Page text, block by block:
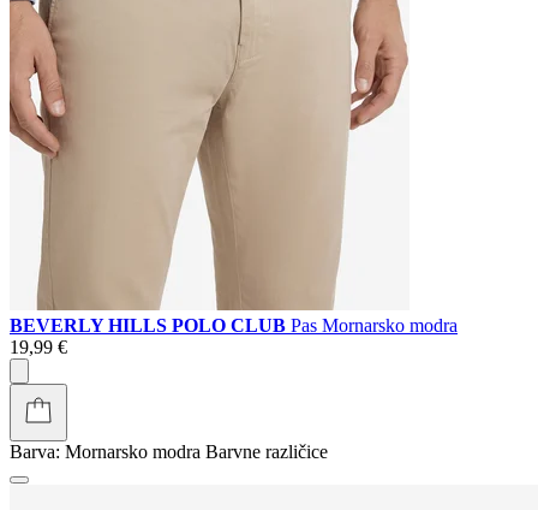
BEVERLY HILLS POLO CLUB Pas Mornarsko modra
19,99 €
Barva: Mornarsko modra Barvne različice